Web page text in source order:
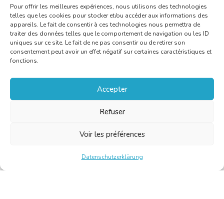
Pour offrir les meilleures expériences, nous utilisons des technologies
telles que les cookies pour stocker et/ou accéder aux informations des
appareils. Le fait de consentir à ces technologies nous permettra de
traiter des données telles que le comportement de navigation ou les ID
uniques sur ce site. Le fait de ne pas consentir ou de retirer son
consentement peut avoir un effet négatif sur certaines caractéristiques et
fonctions.
Accepter
Refuser
Voir les préférences
Datenschutzerklärung
Lire l’article